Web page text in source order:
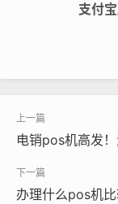
支付
序号 收费项目
电销pos机高发
办理什么pos机